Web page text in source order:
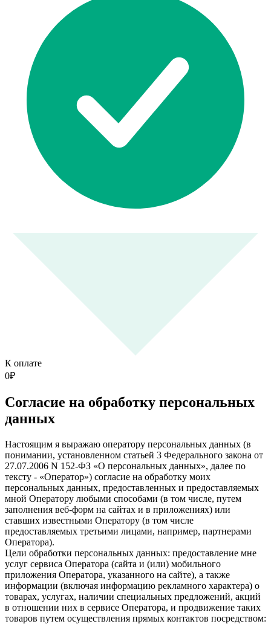
К оплате
0₽
Согласие на обработку персональных
данных
Настоящим я выражаю оператору персональных данных (в
понимании, установленном статьей 3 Федерального закона от
27.07.2006 N 152-ФЗ «О персональных данных», далее по
тексту - «Оператор») согласие на обработку моих
персональных данных, предоставленных и предоставляемых
мной Оператору любыми способами (в том числе, путем
заполнения веб-форм на сайтах и в приложениях) или
ставших известными Оператору (в том числе
предоставляемых третьими лицами, например, партнерами
Оператора).
Цели обработки персональных данных: предоставление мне
услуг сервиса Оператора (сайта и (или) мобильного
приложения Оператора, указанного на сайте), а также
информации (включая информацию рекламного характера) о
товарах, услугах, наличии специальных предложений, акций
в отношении них в сервисе Оператора, и продвижение таких
товаров путем осуществления прямых контактов посредством: